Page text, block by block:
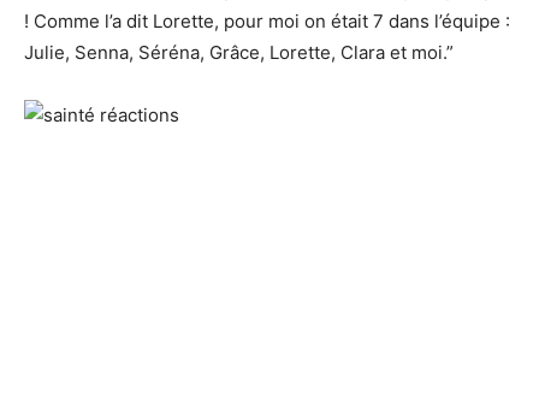
! Comme l’a dit Lorette, pour moi on était 7 dans l’équipe :
Julie, Senna, Séréna, Grâce, Lorette, Clara et moi.”